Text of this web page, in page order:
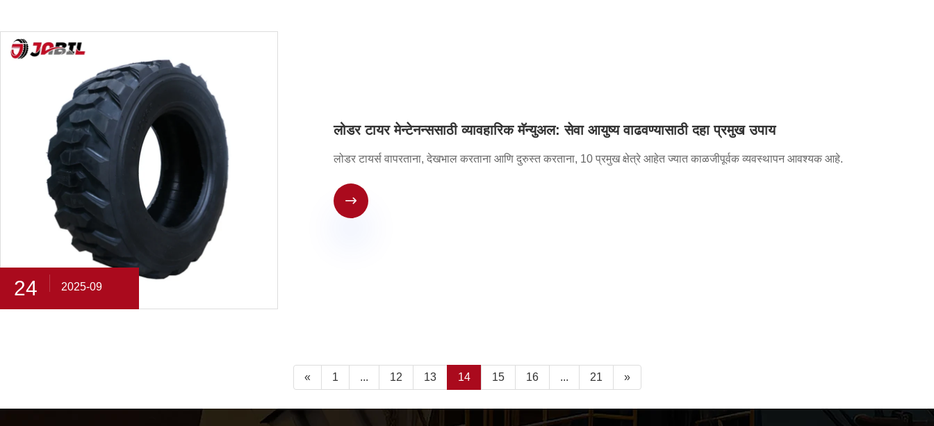
24 2025-09
लोडर टायर मेन्टेनन्ससाठी व्यावहारिक मॅन्युअल: सेवा आयुष्य वाढवण्यासाठी दहा प्रमुख उपाय
लोडर टायर्स वापरताना, देखभाल करताना आणि दुरुस्त करताना, 10 प्रमुख क्षेत्रे आहेत ज्यात काळजीपूर्वक व्यवस्थापन आवश्यक आहे.

« 1 ... 12 13 14 15 16 ... 21 »